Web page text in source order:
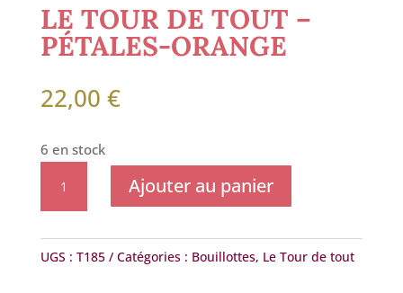
LE TOUR DE TOUT –
PÉTALES-ORANGE
22,00 €
6 en stock
Tour
Ajouter au panier
UGS : T185 Catégories : Bouillottes, Le Tour de tout